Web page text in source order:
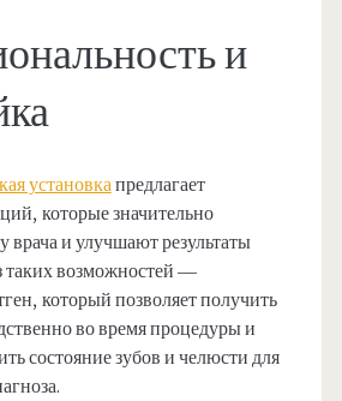
и
установкапредлагает
которые значительно
врача и улучшают результаты
таких возможностей —
который позволяет получить
во время процедуры и
состояние зубов и челюсти для